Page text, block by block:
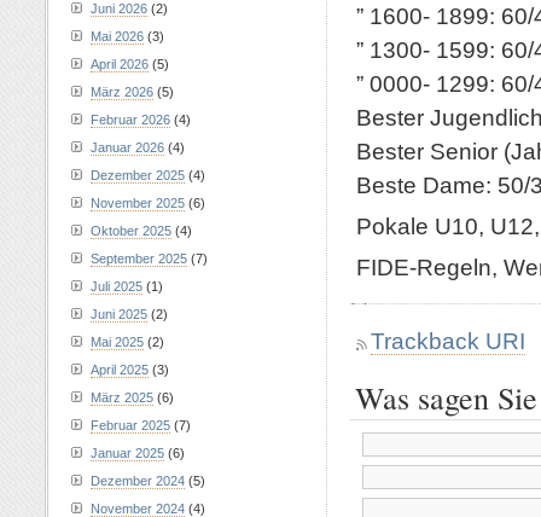
” 1600- 1899:
” 1300- 1599:
” 0000- 1299:
Bester
Bester Senior
Beste Dame: 50/
Pokale U10,
FIDE-Regeln,
Trackback URI
Was sagen
Juni 2026 (2)
Mai 2026 (3)
April 2026 (5)
März 2026 (5)
Februar 2026 (4)
Januar 2026 (4)
Dezember 2025 (4)
November 2025 (6)
Oktober 2025 (4)
September 2025 (7)
Juli 2025 (1)
Juni 2025 (2)
Mai 2025 (2)
April 2025 (3)
März 2025 (6)
Februar 2025 (7)
Januar 2025 (6)
Dezember 2024 (5)
November 2024 (4)